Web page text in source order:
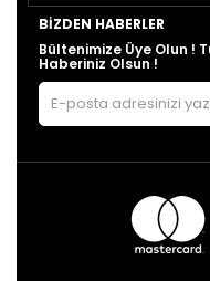
BIZDEN HABERLER
Bültenimize Üye Olun !
Haberiniz Olsun !